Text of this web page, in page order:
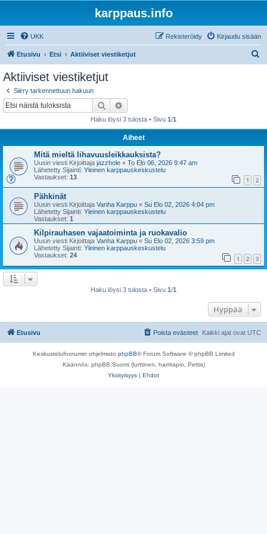
karppaus.info
UKK Kirjaudu sisään
Rekisteröidy
Etusivu Etsi Aktiiviset viestiketjut
Aktiiviset viestiketjut
Siirry tarkennettuun hakuun
Etsi
Haku löysi 3 tulosta • Sivu 1/1
Aiheet
Mitä mieltä lihavuusleikkauksista?
Uusin viesti Kirjoittaja jazzhole « To Elo 06, 2026 9:47 am
Lähetetty Sijainti: Yleinen karppauskeskustelu
Vastaukset: 13 1 2
Pähkinät
Uusin viesti Kirjoittaja Vanha Karppu « Su Elo 02, 2026 4:04 pm
Lähetetty Sijainti: Yleinen karppauskeskustelu
Vastaukset: 1
Kilpirauhasen vajaatoiminta ja ruokavalio
Uusin viesti Kirjoittaja Vanha Karppu « Su Elo 02, 2026 3:59 pm
Lähetetty Sijainti: Yleinen karppauskeskustelu
Vastaukset: 24 1 2 3
Haku löysi 3 tulosta • Sivu 1/1
Hyppää
Etusivu Kaikki ajat ovat UTC
Poista evästeet
Keskustelufoorumin ohjelmisto phpBB® Forum Software © phpBB Limited
Käännös: phpBB Suomi (lurttinen, harritapio, Pettis)
Yksityisyys | Ehdot